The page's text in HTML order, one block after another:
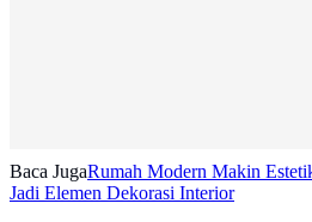
Baca JugaRumah Modern Makin
Jadi Elemen Dekorasi Interior